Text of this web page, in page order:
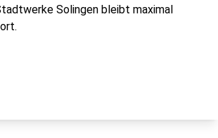
Solingen bleibt maximal